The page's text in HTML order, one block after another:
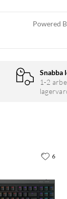
Powered
Snabba
1-2
6